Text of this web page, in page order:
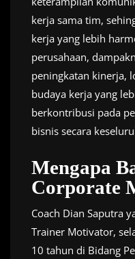
kerja sama tim,
kerja yang lebih
perusahaan,
peningkatan kinerja,
budaya kerja yang
berkontribusi pada
bisnis secara
Mengapa
Corporate
Coach Dian Saputra
Trainer Motivator,
10 tahun di Bidang